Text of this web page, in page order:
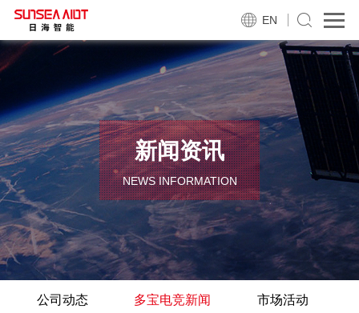
EN
新闻资讯
NEWS INFORMATION
公司动态 多宝电竞新闻 市场活动